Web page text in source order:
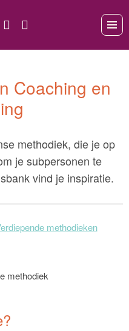
Coaching en
methodiek, die je op
je subpersonen te
vind je inspiratie.
methodieken